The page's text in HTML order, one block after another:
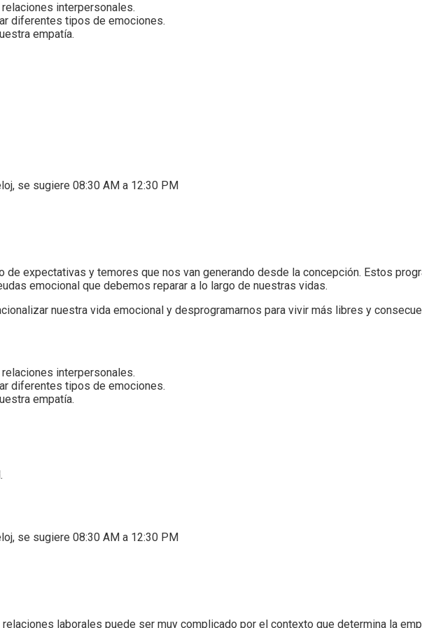
interpersonales.
diferentes tipos de emociones.
empatía.
se sugiere 08:30 AM a 12:30 PM
de expectativas y temores que nos van generando desde la concepción. Estos
emocional que debemos reparar a lo largo de nuestras vidas.
nuestra vida emocional y desprogramarnos para vivir más libres y
interpersonales.
diferentes tipos de emociones.
empatía.
se sugiere 08:30 AM a 12:30 PM
laborales puede ser muy complicado por el contexto que determina la